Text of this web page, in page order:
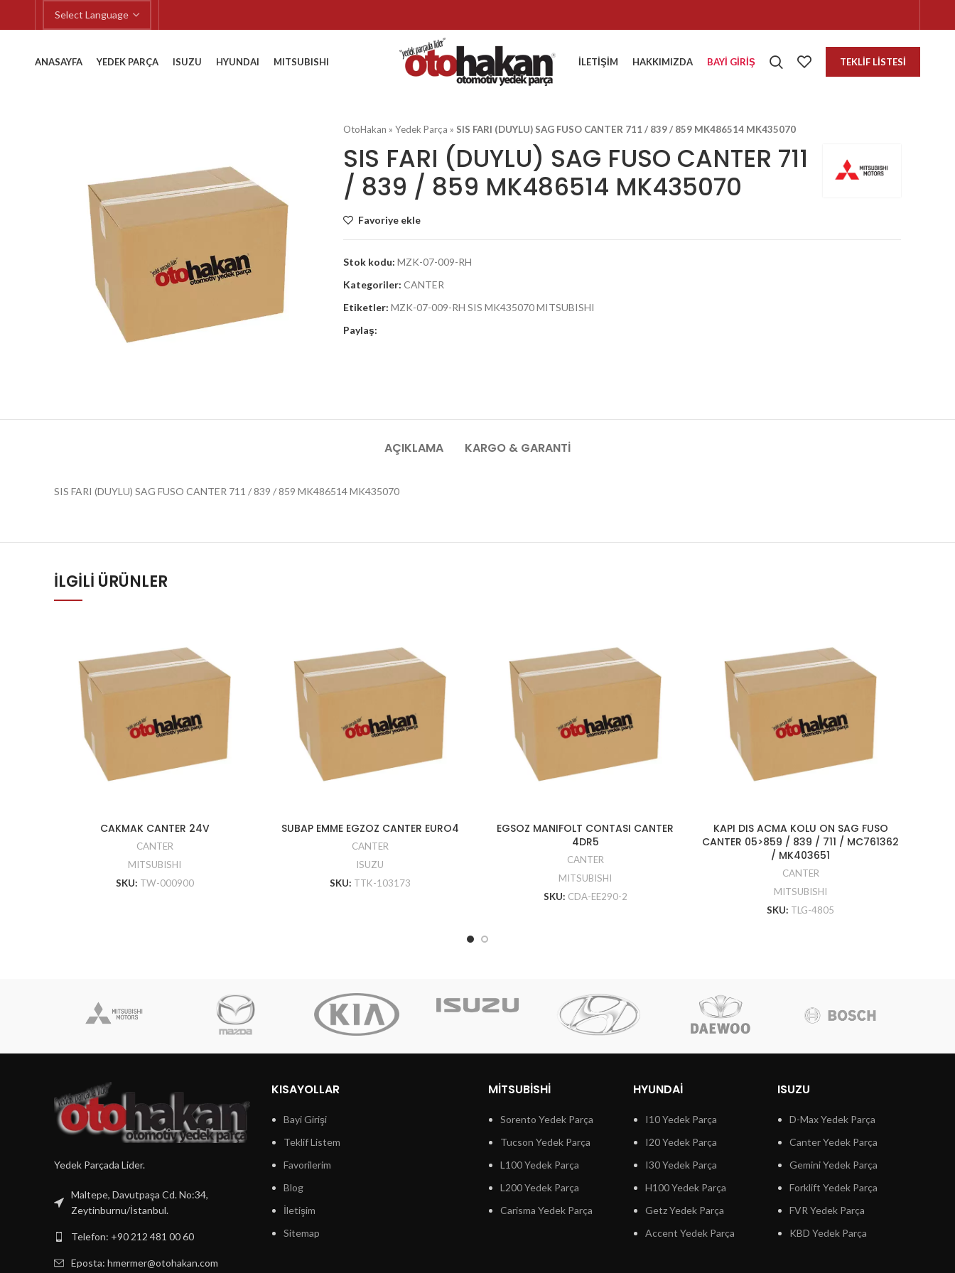
ANASAYFA YEDEK PARÇA ISUZU HYUNDAI MITSUBISHI İLETIŞIM HAKKIMIZDA BAYI GIRIŞ TEKLIF LISTESI
OtoHakan »Yedek Parça » SIS FARI (DUYLU) SAG FUSO CANTER 711 / 839 / 859 MK486514 MK435070
SIS FARI (DUYLU) SAG FUSO CANTER 711
/ 839 / 859 MK486514 MK435070
Favoriye ekle
Stok kodu:MZK-07-009-RH
Kategoriler: CANTER
Etiketler: MZK-07-009-RH SIS MK435070 MITSUBISHI
Paylaş:
AÇIKLAMA KARGO & GARANTI
SIS FARI (DUYLU) SAG FUSO CANTER 711 / 839 / 859 MK486514 MK435070
İLGILI ÜRÜNLER
CAKMAK CANTER 24V
CANTER
MITSUBISHI
SKU: TW-000900
SUBAP EMME EGZOZ CANTER EURO4
CANTER
ISUZU
SKU: TTK-103173
EGSOZ MANIFOLT CONTASI CANTER
4DR5
CANTER
MITSUBISHI
SKU: CDA-EE290-2
KAPI DIS ACMA KOLU ON SAG FUSO
CANTER 05>859 / 839 / 711 / MC761362
/ MK403651
CANTER
MITSUBISHI
SKU: TLG-4805
Yedek Parçada Lider.
Maltepe, Davutpaşa Cd. No:34,
Zeytinburnu/İstanbul.
Telefon: +90 212 481 00 60
Eposta: hmermer@otohakan.com
KISAYOLLAR
Bayi Girişi
Teklif Listem
Favorilerim
Blog
İletişim
Sitemap
MITSUBISHI
Sorento Yedek Parça
Tucson Yedek Parça
L100 Yedek Parça
L200 Yedek Parça
Carisma Yedek Parça
HYUNDAI
I10 Yedek Parça
I20 Yedek Parça
I30 Yedek Parça
H100 Yedek Parça
Getz Yedek Parça
Accent Yedek Parça
ISUZU
D-Max Yedek Parça
Canter Yedek Parça
Gemini Yedek Parça
Forklift Yedek Parça
FVR Yedek Parça
KBD Yedek Parça